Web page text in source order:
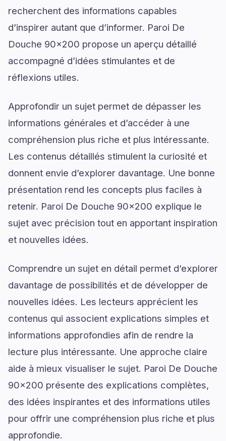
recherchent des informations capables
d’inspirer autant que d’informer. Paroi De
Douche 90x200 propose un aperçu détaillé
accompagné d’idées stimulantes et de
réflexions utiles.
Approfondir un sujet permet de dépasser les
informations générales et d’accéder à une
compréhension plus riche et plus intéressante.
Les contenus détaillés stimulent la curiosité et
donnent envie d’explorer davantage. Une bonne
présentation rend les concepts plus faciles à
retenir. Paroi De Douche 90x200 explique le
sujet avec précision tout en apportant inspiration
et nouvelles idées.
Comprendre un sujet en détail permet d’explorer
davantage de possibilités et de développer de
nouvelles idées. Les lecteurs apprécient les
contenus qui associent explications simples et
informations approfondies afin de rendre la
lecture plus intéressante. Une approche claire
aide à mieux visualiser le sujet. Paroi De Douche
90x200 présente des explications complètes,
des idées inspirantes et des informations utiles
pour offrir une compréhension plus riche et plus
approfondie.